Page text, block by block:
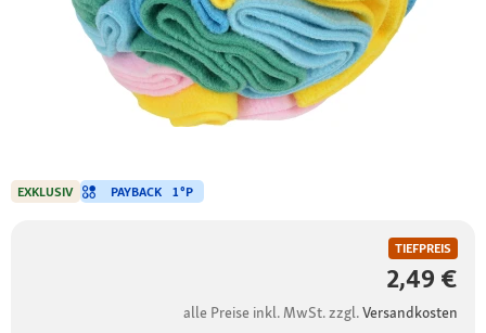
TIEFPREIS
2,49 €
alle Preise inkl. MwSt. zzgl.Versandkosten
EXKLUSIV PAYBACK 1 °P